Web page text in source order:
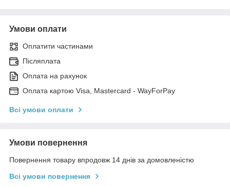
Умови оплати
Оплатити частинами
Післяплата
Оплата на рахунок
Оплата картою Visa, Mastercard - WayForPay
Всі умови оплати
Умови повернення
Повернення товару впродовж 14 днів за домовленістю
Всі умови повернення